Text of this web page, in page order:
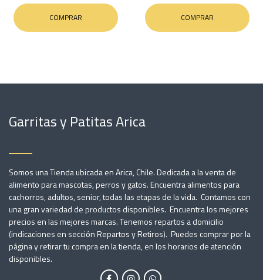
COMPRAR COMPRAR
Garritas y Patitas Arica
Somos una Tienda ubicada en Arica, Chile. Dedicada a la venta de
alimento para mascotas, perros y gatos. Encuentra alimentos para
cachorros, adultos, senior, todas las etapas de la vida. Contamos con
una gran variedad de productos disponibles. Encuentra los mejores
precios en las mejores marcas. Tenemos repartos a domicilio
(indicaciones en sección Repartos y Retiros). Puedes comprar por la
página y retirar tu compra en la tienda, en los horarios de atención
disponibles.